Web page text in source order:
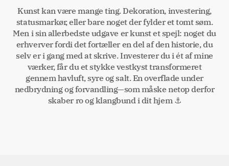
Kunst kan være mange ting. Dekoration, investering,
statusmarkør, eller bare noget der fylder et tomt søm.
Men i sin allerbedste udgave er kunst et spejl: noget du
erhverver fordi det fortæller en del af den historie, du
selv er i gang med at skrive. Investerer du i ét af mine
værker, får du et stykke vestkyst transformeret
gennem havluft, syre og salt. En overflade under
nedbrydning og forvandling—som måske netop derfor
skaber ro og klangbund i dit hjem ⚓